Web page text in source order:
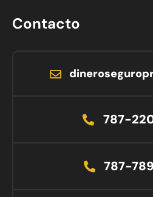
Contacto
787-
787-